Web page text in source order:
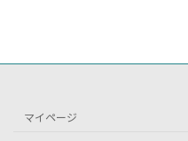
マイページ